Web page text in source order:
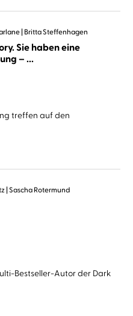
Britta Steffenhagen
Sie haben eine
Abmachung – ...
treffen auf den
Sascha Rotermund
Bestseller-Autor der Dark